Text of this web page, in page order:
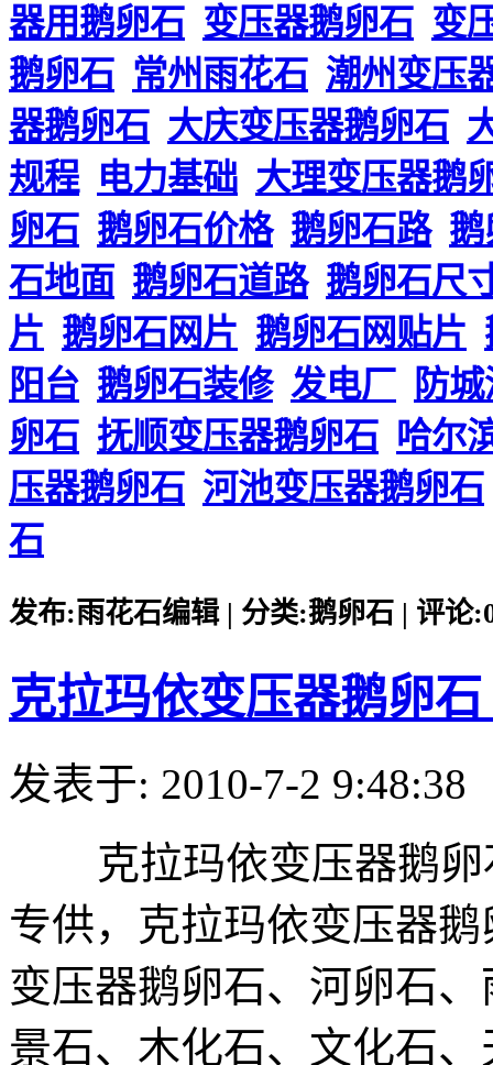
器用鹅卵石 变压器鹅卵石 变
鹅卵石 常州雨花石 潮州变压
器鹅卵石 大庆变压器鹅卵石
规程 电力基础 大理变压器鹅
卵石 鹅卵石价格 鹅卵石路 鹅
石地面 鹅卵石道路 鹅卵石尺
片 鹅卵石网片 鹅卵石网贴片
阳台 鹅卵石装修 发电厂
防
卵石 抚顺变压器鹅卵石 哈尔
压器鹅卵石 河池变压器鹅卵石
石
发布:雨花石编辑 | 分类:鹅卵石 | 评论
克拉玛依变压器鹅卵
发表于: 2010-7-2 9:48:38
克拉玛依变压器鹅卵
专供，克拉玛依变压器
变压器鹅卵石、河卵石
景石、木化石、文化石